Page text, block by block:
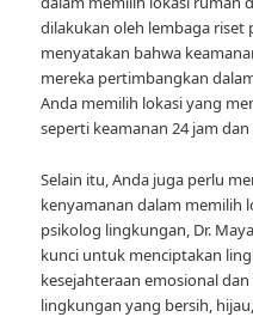
dilakukan oleh lembaga riset
menyatakan bahwa
mereka pertimbangkan
Anda memilih lokasi yang
seperti keamanan 24 jam dan
Selain itu, Anda juga perlu
kenyamanan dalam memilih
psikolog lingkungan, Dr.
kunci untuk menciptakan
kesejahteraan emosional
lingkungan yang bersih,